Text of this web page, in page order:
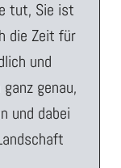
tut, Sie ist
die Zeit für
und
genau,
und dabei